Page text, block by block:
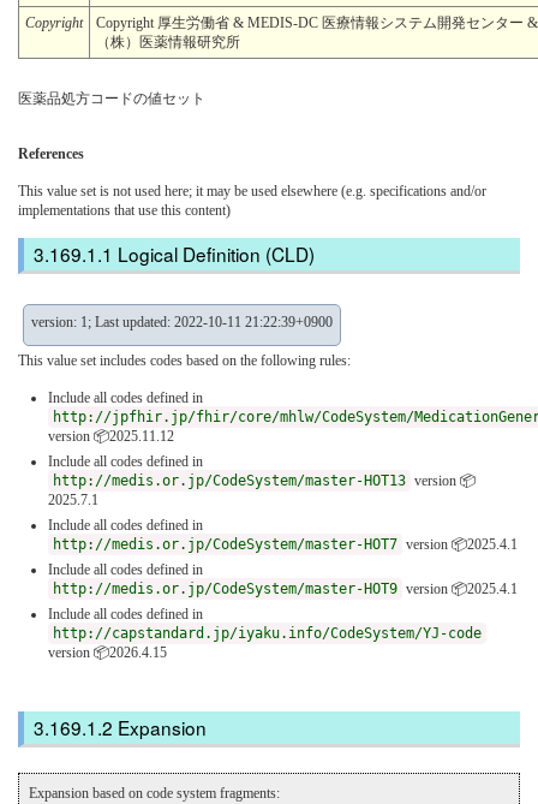
Copyright
Copyright 厚生労働省 & MEDIS-DC 医療情報システム開発センター &
（株）医薬情報研究所
医薬品処方コードの値セット
References
This value set is not used here; it may be used elsewhere (e.g. specifications and/or
implementations that use this content)
Logical Definition (CLD)
version: 1; Last updated: 2022-10-11 21:22:39+0900
This value set includes codes based on the following rules:
Include all codes defined in
http://jpfhir.jp/fhir/core/mhlw/CodeSystem/
version 📦2025.11.12
Include all codes defined in
http://medis.or.jp/CodeSystem/master-HOT13 version 📦
2025.7.1
Include all codes defined in
http://medis.or.jp/CodeSystem/master-HOT7 version 📦2025.4.1
Include all codes defined in
http://medis.or.jp/CodeSystem/master-HOT9 version 📦2025.4.1
Include all codes defined in
http://capstandard.jp/iyaku.info/CodeSystem/YJ-code
version 📦2026.4.15
Expansion
Expansion based on code system fragments: